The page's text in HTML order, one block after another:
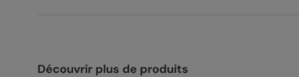
Découvrir plus de produits